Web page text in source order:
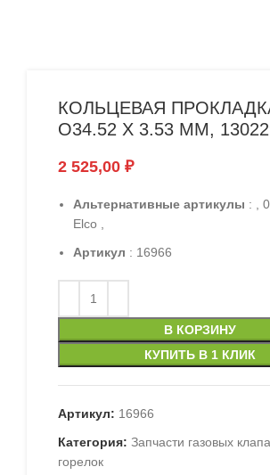
КОЛЬЦЕВАЯ
O34.52 X 3.53 ММ,
2 525,00 ₽
Альтернативные артикулы : ,
Elco ,
Артикул : 16966
В КОРЗИНУ
КУПИТЬ В 1 КЛИК
Артикул: 16966
Категория: Запчасти газовых
горелок